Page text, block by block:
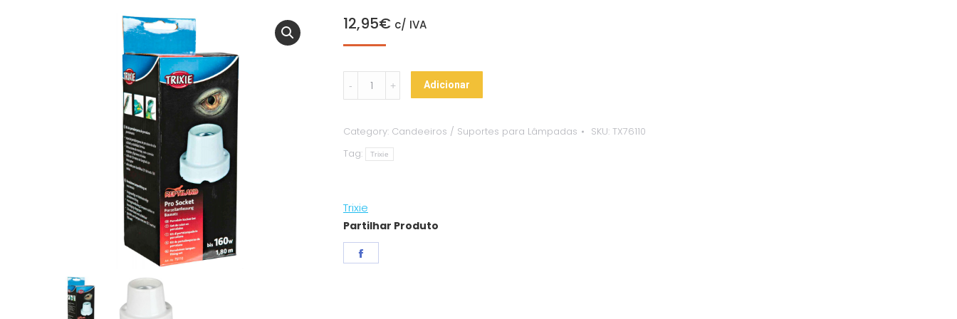
12,95€ c/ IVA
Suporte
Cerâmico
c/
Cabo
quantity
Adicionar
Category: Candeeiros / Suportes para Lâmpadas SKU: TX76110
Tag:
Trixie
Trixie
Partilhar Produto